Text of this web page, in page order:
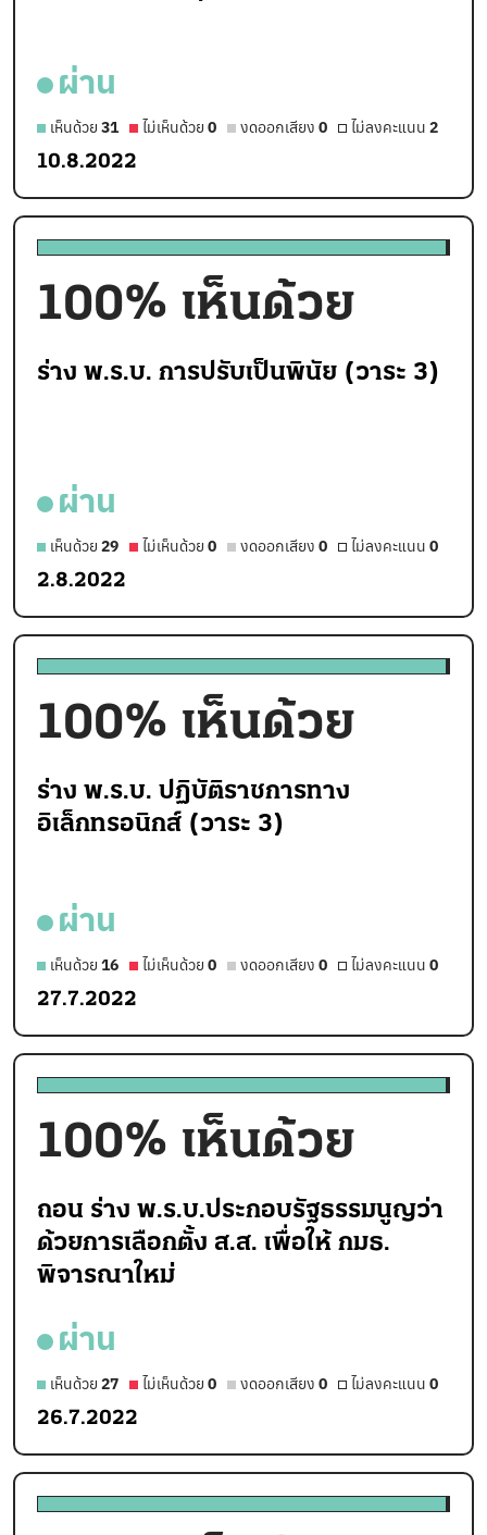
ผ่าน
เห็นด้วย 31 ไม่เห็นด้วย 0 งดออกเสียง 0 ไม่ลงคะแนน 2
10.8.2022
100% เห็นด้วย
ร่าง พ.ร.บ. การปรับเป็นพินัย (วาระ 3)
ผ่าน
เห็นด้วย 29 ไม่เห็นด้วย 0 งดออกเสียง 0 ไม่ลงคะแนน 0
2.8.2022
100% เห็นด้วย
ร่าง พ.ร.บ. ปฏิบัติราชการทาง
อิเล็กทรอนิกส์ (วาระ 3)
ผ่าน
เห็นด้วย 16 ไม่เห็นด้วย 0 งดออกเสียง 0 ไม่ลงคะแนน 0
27.7.2022
100% เห็นด้วย
ถอน ร่าง พ.ร.บ.ประกอบรัฐธรรมนูญว่า
ด้วยการเลือกตั้ง ส.ส. เพื่อให้ กมธ.
พิจารณาใหม่
ผ่าน
เห็นด้วย 27 ไม่เห็นด้วย 0 งดออกเสียง 0 ไม่ลงคะแนน 0
26.7.2022